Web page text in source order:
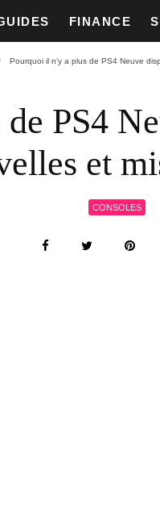
FINANCE
Pourquoi il n’y a plus de PS4 Neuve
PS4
et
CONSOLES